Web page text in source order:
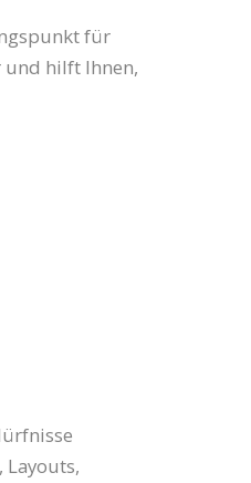
für
und hilft Ihnen,
Layouts,